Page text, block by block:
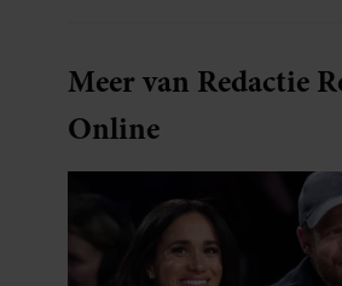
Meer van Redactie
Online